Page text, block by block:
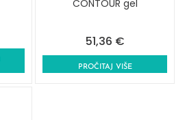
CONTOUR gel
51,36 €
PROČITAJ VIŠE